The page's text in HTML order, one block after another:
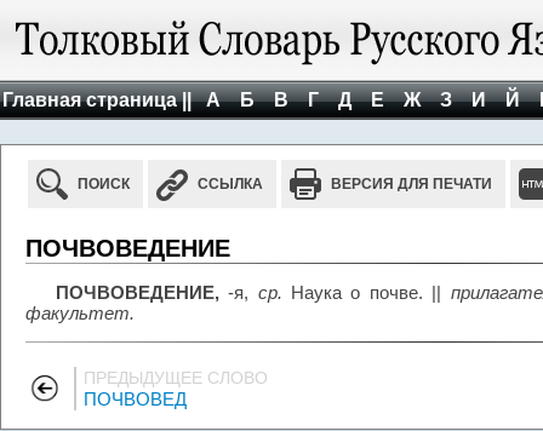
Главная страница || А Б В Г Д Е Ж З И Й
ПОИСК ССЫЛКА ВЕРСИЯ ДЛЯ ПЕЧАТИ
ПОЧВОВЕДЕНИЕ
ПОЧВОВЕДЕНИЕ, -я, ср. Наука о почве. ||
факультет.
ПРЕДЫДУЩЕЕ СЛОВО
ПОЧВОВЕД